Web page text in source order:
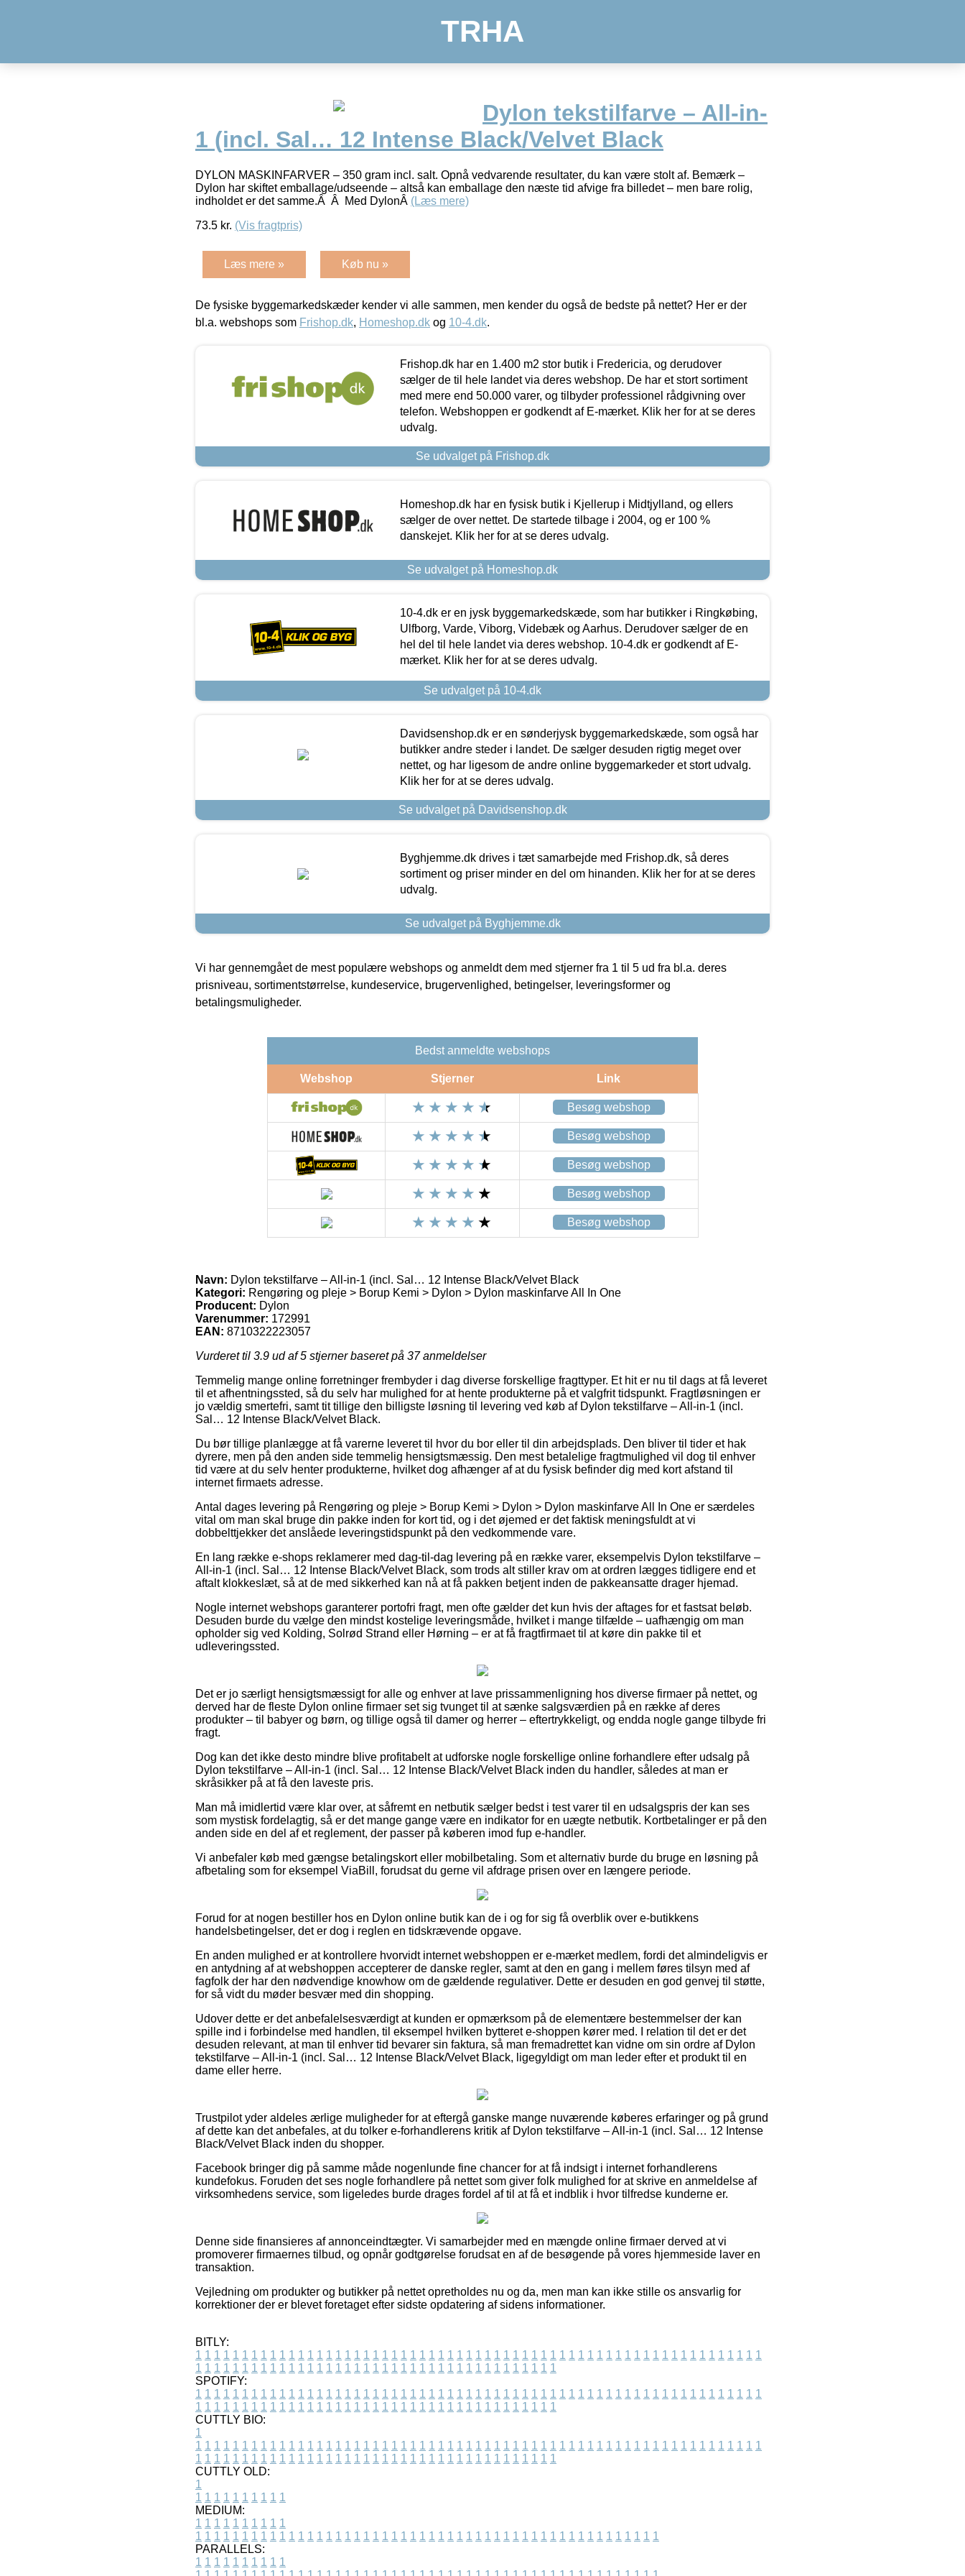
TRHA
Dylon tekstilfarve – All-in-
1 (incl. Sal… 12 Intense Black/Velvet Black
DYLON MASKINFARVER – 350 gram incl. salt. Opnå vedvarende resultater, du kan være stolt af. Bemærk –
Dylon har skiftet emballage/udseende – altså kan emballage den næste tid afvige fra billedet – men bare rolig,
indholdet er det samme.Â Â Med DylonÂ (Læs mere)
73.5 kr. (Vis fragtpris)
Læs mere » Køb nu »
De fysiske byggemarkedskæder kender vi alle sammen, men kender du også de bedste på nettet? Her er der
bl.a. webshops som Frishop.dk, Homeshop.dk og 10-4.dk.
Frishop.dk har en 1.400 m2 stor butik i Fredericia, og derudover
sælger de til hele landet via deres webshop. De har et stort sortiment
med mere end 50.000 varer, og tilbyder professionel rådgivning over
telefon. Webshoppen er godkendt af E-mærket. Klik her for at se deres
udvalg.
Se udvalget på Frishop.dk
Homeshop.dk har en fysisk butik i Kjellerup i Midtjylland, og ellers
sælger de over nettet. De startede tilbage i 2004, og er 100 %
danskejet. Klik her for at se deres udvalg.
Se udvalget på Homeshop.dk
10-4.dk er en jysk byggemarkedskæde, som har butikker i Ringkøbing,
Ulfborg, Varde, Viborg, Videbæk og Aarhus. Derudover sælger de en
hel del til hele landet via deres webshop. 10-4.dk er godkendt af E-
mærket. Klik her for at se deres udvalg.
Se udvalget på 10-4.dk
Davidsenshop.dk er en sønderjysk byggemarkedskæde, som også har
butikker andre steder i landet. De sælger desuden rigtig meget over
nettet, og har ligesom de andre online byggemarkeder et stort udvalg.
Klik her for at se deres udvalg.
Se udvalget på Davidsenshop.dk
Byghjemme.dk drives i tæt samarbejde med Frishop.dk, så deres
sortiment og priser minder en del om hinanden. Klik her for at se deres
udvalg.
Se udvalget på Byghjemme.dk
Vi har gennemgået de mest populære webshops og anmeldt dem med stjerner fra 1 til 5 ud fra bl.a. deres
prisniveau, sortimentstørrelse, kundeservice, brugervenlighed, betingelser, leveringsformer og
betalingsmuligheder.
Bedst anmeldte webshops
Webshop Stjerner Link
Besøg webshop
Besøg webshop
Besøg webshop
Besøg webshop
Besøg webshop
Navn: Dylon tekstilfarve – All-in-1 (incl. Sal… 12 Intense Black/Velvet Black
Kategori: Rengøring og pleje > Borup Kemi > Dylon > Dylon maskinfarve All In One
Producent: Dylon
Varenummer: 172991
EAN: 8710322223057
Vurderet til 3.9 ud af 5 stjerner baseret på 37anmeldelser
Temmelig mange online forretninger frembyder i dag diverse forskellige fragttyper. Et hit er nu til dags at få leveret
til et afhentningssted, så du selv har mulighed for at hente produkterne på et valgfrit tidspunkt. Fragtløsningen er
jo vældig smertefri, samt tit tillige den billigste løsning til levering ved køb af Dylon tekstilfarve – All-in-1 (incl.
Sal… 12 Intense Black/Velvet Black.
Du bør tillige planlægge at få varerne leveret til hvor du bor eller til din arbejdsplads. Den bliver til tider et hak
dyrere, men på den anden side temmelig hensigtsmæssig. Den mest betalelige fragtmulighed vil dog til enhver
tid være at du selv henter produkterne, hvilket dog afhænger af at du fysisk befinder dig med kort afstand til
internet firmaets adresse.
Antal dages levering på Rengøring og pleje > Borup Kemi > Dylon > Dylon maskinfarve All In One er særdeles
vital om man skal bruge din pakke inden for kort tid, og i det øjemed er det faktisk meningsfuldt at vi
dobbelttjekker det anslåede leveringstidspunkt på den vedkommende vare.
En lang række e-shops reklamerer med dag-til-dag levering på en række varer, eksempelvis Dylon tekstilfarve –
All-in-1 (incl. Sal… 12 Intense Black/Velvet Black, som trods alt stiller krav om at ordren lægges tidligere end et
aftalt klokkeslæt, så at de med sikkerhed kan nå at få pakken betjent inden de pakkeansatte drager hjemad.
Nogle internet webshops garanterer portofri fragt, men ofte gælder det kun hvis der aftages for et fastsat beløb.
Desuden burde du vælge den mindst kostelige leveringsmåde, hvilket i mange tilfælde – uafhængig om man
opholder sig ved Kolding, Solrød Strand eller Hørning – er at få fragtfirmaet til at køre din pakke til et
udleveringssted.
Det er jo særligt hensigtsmæssigt for alle og enhver at lave prissammenligning hos diverse firmaer på nettet, og
derved har de fleste Dylon online firmaer set sig tvunget til at sænke salgsværdien på en række af deres
produkter – til babyer og børn, og tillige også til damer og herrer – eftertrykkeligt, og endda nogle gange tilbyde fri
fragt.
Dog kan det ikke desto mindre blive profitabelt at udforske nogle forskellige online forhandlere efter udsalg på
Dylon tekstilfarve – All-in-1 (incl. Sal… 12 Intense Black/Velvet Black inden du handler, således at man er
skråsikker på at få den laveste pris.
Man må imidlertid være klar over, at såfremt en netbutik sælger bedst i test varer til en udsalgspris der kan ses
som mystisk fordelagtig, så er det mange gange være en indikator for en uægte netbutik. Kortbetalinger er på den
anden side en del af et reglement, der passer på køberen imod fup e-handler.
Vi anbefaler køb med gængse betalingskort eller mobilbetaling. Som et alternativ burde du bruge en løsning på
afbetaling som for eksempel ViaBill, forudsat du gerne vil afdrage prisen over en længere periode.
Forud for at nogen bestiller hos en Dylon online butik kan de i og for sig få overblik over e-butikkens
handelsbetingelser, det er dog i reglen en tidskrævende opgave.
En anden mulighed er at kontrollere hvorvidt internet webshoppen er e-mærket medlem, fordi det almindeligvis er
en antydning af at webshoppen accepterer de danske regler, samt at den en gang i mellem føres tilsyn med af
fagfolk der har den nødvendige knowhow om de gældende regulativer. Dette er desuden en god genvej til støtte,
for så vidt du møder besvær med din shopping.
Udover dette er det anbefalelsesværdigt at kunden er opmærksom på de elementære bestemmelser der kan
spille ind i forbindelse med handlen, til eksempel hvilken bytteret e-shoppen kører med. I relation til det er det
desuden relevant, at man til enhver tid bevarer sin faktura, så man fremadrettet kan vidne om sin ordre af Dylon
tekstilfarve – All-in-1 (incl. Sal… 12 Intense Black/Velvet Black, ligegyldigt om man leder efter et produkt til en
dame eller herre.
Trustpilot yder aldeles ærlige muligheder for at eftergå ganske mange nuværende køberes erfaringer og på grund
af dette kan det anbefales, at du tolker e-forhandlerens kritik af Dylon tekstilfarve – All-in-1 (incl. Sal… 12 Intense
Black/Velvet Black inden du shopper.
Facebook bringer dig på samme måde nogenlunde fine chancer for at få indsigt i internet forhandlerens
kundefokus. Foruden det ses nogle forhandlere på nettet som giver folk mulighed for at skrive en anmeldelse af
virksomhedens service, som ligeledes burde drages fordel af til at få et indblik i hvor tilfredse kunderne er.
Denne side finansieres af annonceindtægter. Vi samarbejder med en mængde online firmaer derved at vi
promoverer firmaernes tilbud, og opnår godtgørelse forudsat en af de besøgende på vores hjemmeside laver en
transaktion.
Vejledning om produkter og butikker på nettet opretholdes nu og da, men man kan ikke stille os ansvarlig for
korrektioner der er blevet foretaget efter sidste opdatering af sidens informationer.
BITLY:
1 1 1 1 1 1 1 1 1 1 1 1 1 1 1 1 1 1 1 1 1 1 1 1 1 1 1 1 1 1 1 1 1 1 1 1 1 1 1 1 1 1 1 1 1 1 1 1 1 1 1 1 1 1 1 1 1 1 1 1 1
1 1 1 1 1 1 1 1 1 1 1 1 1 1 1 1 1 1 1 1 1 1 1 1 1 1 1 1 1 1 1 1 1 1 1 1 1 1 1
SPOTIFY:
1 1 1 1 1 1 1 1 1 1 1 1 1 1 1 1 1 1 1 1 1 1 1 1 1 1 1 1 1 1 1 1 1 1 1 1 1 1 1 1 1 1 1 1 1 1 1 1 1 1 1 1 1 1 1 1 1 1 1 1 1
1 1 1 1 1 1 1 1 1 1 1 1 1 1 1 1 1 1 1 1 1 1 1 1 1 1 1 1 1 1 1 1 1 1 1 1 1 1 1
CUTTLY BIO:
1
1 1 1 1 1 1 1 1 1 1 1 1 1 1 1 1 1 1 1 1 1 1 1 1 1 1 1 1 1 1 1 1 1 1 1 1 1 1 1 1 1 1 1 1 1 1 1 1 1 1 1 1 1 1 1 1 1 1 1 1 1
1 1 1 1 1 1 1 1 1 1 1 1 1 1 1 1 1 1 1 1 1 1 1 1 1 1 1 1 1 1 1 1 1 1 1 1 1 1 1
CUTTLY OLD:
1
1 1 1 1 1 1 1 1 1 1
MEDIUM:
1 1 1 1 1 1 1 1 1 1
1 1 1 1 1 1 1 1 1 1 1 1 1 1 1 1 1 1 1 1 1 1 1 1 1 1 1 1 1 1 1 1 1 1 1 1 1 1 1 1 1 1 1 1 1 1 1 1 1 1
PARALLELS:
1 1 1 1 1 1 1 1 1 1